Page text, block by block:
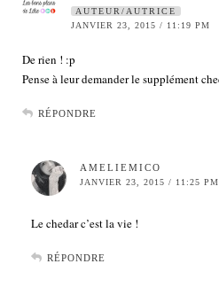
AUTEUR/AUTRICE
JANVIER 23, 2015 / 11:19 PM
De rien ! :p
Pense à leur demander le supplément
RÉPONDRE
AMELIEMICO
JANVIER 23, 2015 / 11:25 PM
Le chedar c’est la vie !
RÉPONDRE